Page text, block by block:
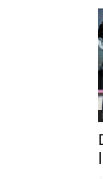
-